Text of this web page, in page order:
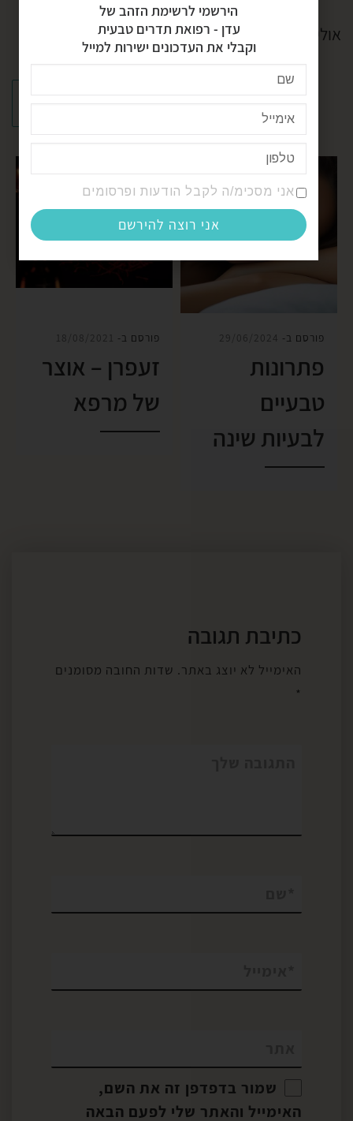
אולי תאהב גם
פורסם ב- 18/08/2021
זעפרן – אוצר
של מרפא
פורסם ב- 29/06/2024
פתרונות
טבעיים
לבעיות שינה
כתיבת תגובה
האימייל לא יוצג באתר. שדות החובה מסומנים
*
שמור בדפדפן זה את השם,
האימייל והאתר שלי לפעם הבאה
הירשמי לרשימת הזהב של
עדן - רפואת תדרים טבעית
וקבלי את העדכונים ישירות למייל
אני מסכימ/ה לקבל הודעות ופרסומים
אני רוצה להירשם